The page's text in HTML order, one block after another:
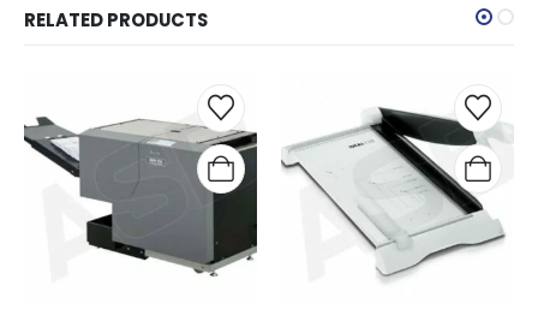
RELATED PRODUCTS